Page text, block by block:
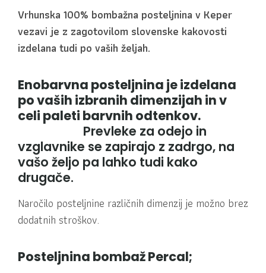
Vrhunska 100% bombažna posteljnina v Keper
vezavi je z zagotovilom slovenske kakovosti
izdelana tudi po vaših željah.
Enobarvna posteljnina je izdelana
po vaših izbranih dimenzijah in v
celi paleti barvnih odtenkov.
Prevleke za odejo in
vzglavnike se zapirajo z zadrgo, na
vašo željo pa lahko tudi kako
drugače.
Naročilo posteljnine različnih dimenzij je možno brez
dodatnih stroškov.
Posteljnina bombažPercal;